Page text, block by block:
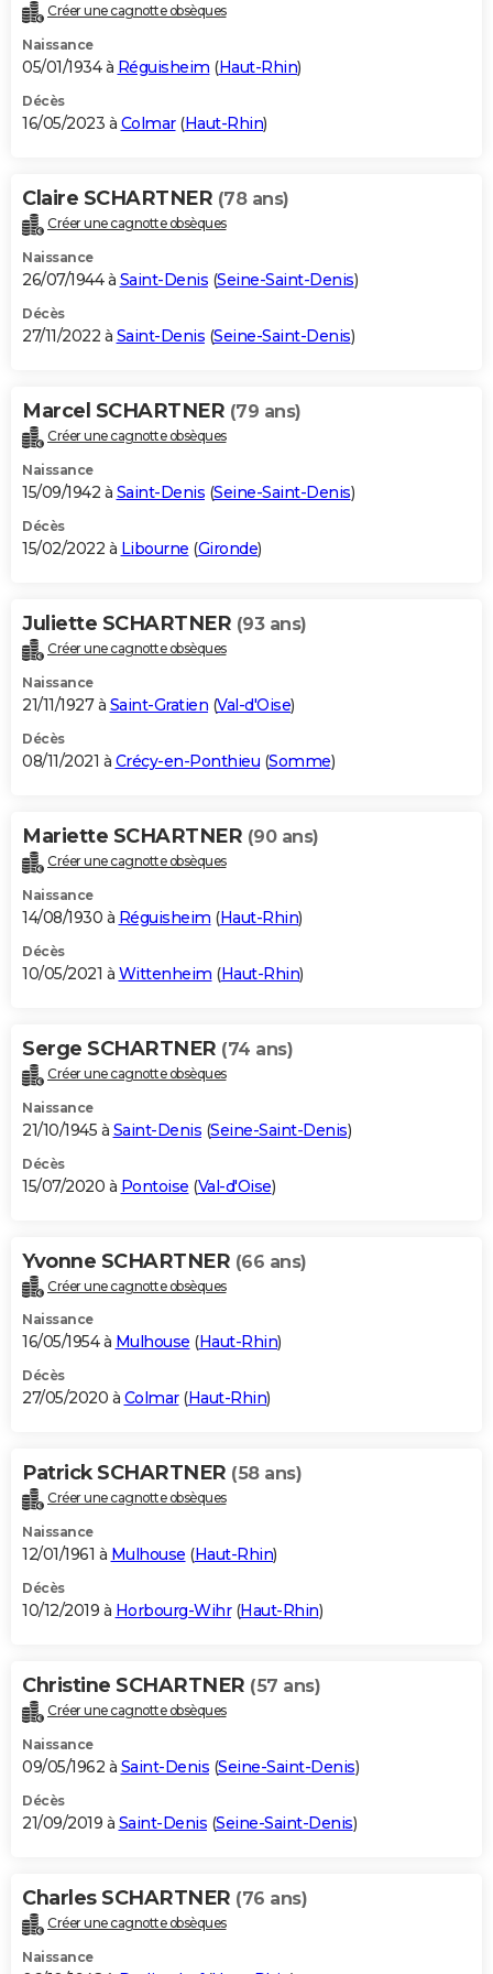
Créer une cagnotte obsèques
Naissance
05/01/1934 à Réguisheim (Haut-Rhin)
Décès
16/05/2023 à Colmar(Haut-Rhin)
Claire SCHARTNER (78 ans)
Créer une cagnotte obsèques
Naissance
26/07/1944 à Saint-Denis (Seine-Saint-Denis)
Décès
27/11/2022 à Saint-Denis (Seine-Saint-Denis)
Marcel SCHARTNER (79 ans)
Créer une cagnotte obsèques
Naissance
15/09/1942 à Saint-Denis (Seine-Saint-Denis)
Décès
15/02/2022 à Libourne (Gironde)
Juliette SCHARTNER (93 ans)
Créer une cagnotte obsèques
Naissance
21/11/1927 à Saint-Gratien (Val-d'Oise)
Décès
08/11/2021 à Crécy-en-Ponthieu (Somme)
Mariette SCHARTNER (90 ans)
Créer une cagnotte obsèques
Naissance
14/08/1930 à Réguisheim (Haut-Rhin)
Décès
10/05/2021 à Wittenheim (Haut-Rhin)
Serge SCHARTNER (74 ans)
Créer une cagnotte obsèques
Naissance
21/10/1945 à Saint-Denis (Seine-Saint-Denis)
Décès
15/07/2020 à Pontoise (Val-d'Oise)
Yvonne SCHARTNER (66 ans)
Créer une cagnotte obsèques
Naissance
16/05/1954 à Mulhouse (Haut-Rhin)
Décès
27/05/2020 à Colmar(Haut-Rhin)
Patrick SCHARTNER (58 ans)
Créer une cagnotte obsèques
Naissance
12/01/1961 à Mulhouse (Haut-Rhin)
Décès
10/12/2019 à Horbourg-Wihr(Haut-Rhin)
Christine SCHARTNER (57 ans)
Créer une cagnotte obsèques
Naissance
09/05/1962 à Saint-Denis (Seine-Saint-Denis)
Décès
21/09/2019 à Saint-Denis (Seine-Saint-Denis)
Charles SCHARTNER (76 ans)
Créer une cagnotte obsèques
Naissance